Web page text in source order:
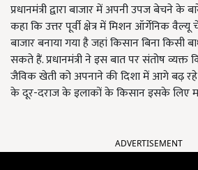
प्रधानमंत्री द्वारा बाजार में अपनी उपज बेचने के
कहा कि उत्तर पूर्वी क्षेत्र में मिशन ऑर्गेनिक
बाजार बनाया गया है जहां किसान बिना किसी
सकते हैं. प्रधानमंत्री ने इस बात पर संतोष
जैविक खेती को अपनाने की दिशा में आगे बढ़ रहे
के दूर-दराज के इलाकों के किसान इसके लिए
ADVERTISEMENT